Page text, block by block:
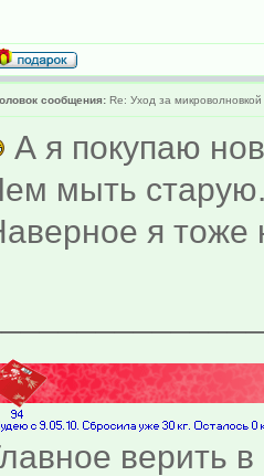
сообщения: Re: Уход за микроволновкой
А я покупаю
мыть
я
верить